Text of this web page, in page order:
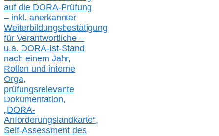
auf die DORA-Prüfung
– inkl. anerkannter
Weiterbildungsbestätigung
für Verantwortliche –
u.a. DORA-Ist-Stand
nach einem Jahr,
Rollen und interne
Orga,
prüfungsrelevante
Dokumentation,
„DORA-
Anforderungslandkarte“,
Self-Assessment des